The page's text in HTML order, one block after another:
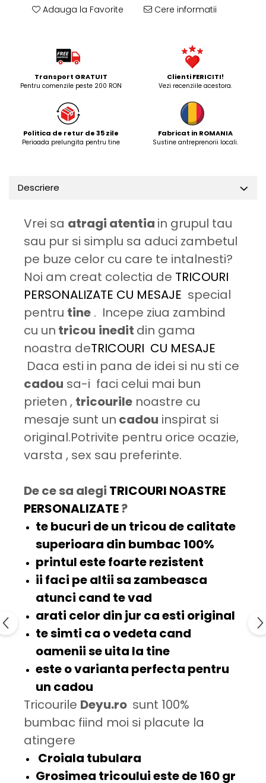
Adauga la Favorite Cere informatii
Transport GRATUIT
Pentru comenzile peste 200 RON
Clienti FERICITI!
Vezi recenziile acestora.
Politica de retur de 35 zile
Perioada prelungita pentru tine
Fabricat in ROMANIA
Sustine antreprenorii locali.
Descriere
Vrei sa atragi atentia in grupul tau
sau pur si simplu sa aduci zambetul
pe buze celor cu care te intalnesti?
Noi am creat colectia de TRICOURI
PERSONALIZATE CU MESAJE special
pentru tine . Incepe ziua zambind
cu un tricou inedit din gama
noastra deTRICOURI CU MESAJE
Daca esti in pana de idei si nu sti ce
cadou sa-i faci celui mai bun
prieten , tricourile noastre cu
mesaje sunt un cadou inspirat si
original.Potrivite pentru orice ocazie,
varsta , sex sau preferinte.
De ce sa alegi TRICOURI NOASTRE
PERSONALIZATE?
te bucuri de un tricou decalitate
superioara din bumbac 100%
printul estefoarte rezistent
ii faci pe altii sa zambeasca
atunci cand te vad
arati celor din jur ca esti original
te simti ca ovedeta cand
oamenii se uita la tine
este o varianta perfecta pentru
un cadou
Tricourile Deyu.ro sunt 100%
bumbac fiind moi si placute la
atingere
Croiala tubulara
Grosimea tricoului este de160 gr